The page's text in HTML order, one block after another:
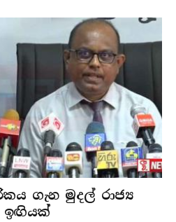
ගැන මුදල් රාජ්‍ය
ඉඟියක්